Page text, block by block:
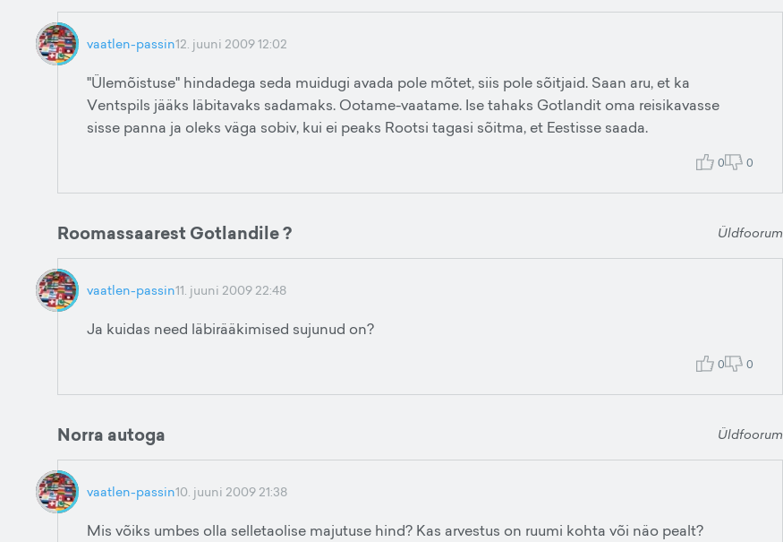
vaatlen-passin12. juuni 2009 12:02
"Ülemõistuse" hindadega seda muidugi avada pole mõtet, siis pole sõitjaid. Saan aru, et ka
Ventspils jääks läbitavaks sadamaks. Ootame-vaatame. Ise tahaks Gotlandit oma reisikavasse
sisse panna ja oleks väga sobiv, kui ei peaks Rootsi tagasi sõitma, et Eestisse saada.
0 0
Roomassaarest Gotlandile ? Üldfoorum
vaatlen-passin11. juuni 2009 22:48
Ja kuidas need läbirääkimised sujunud on?
0 0
Norra autoga Üldfoorum
vaatlen-passin10. juuni 2009 21:38
Mis võiks umbes olla selletaolise majutuse hind? Kas arvestus on ruumi kohta või näo pealt?